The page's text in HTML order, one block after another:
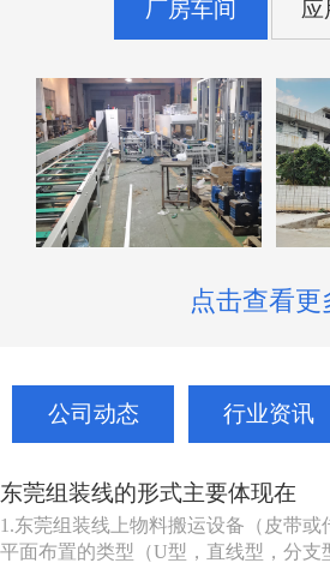
厂房车间 应
点击查看更
公司动态 行业资讯
东莞组装线的形式主要体现在
1.东莞组装线上物料搬运设备（皮带或
平面布置的类型（U型，直线型，分支